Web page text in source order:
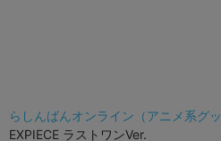
らしんばんオンライン（アニメ系グ
EXPIECE ラストワンVer.